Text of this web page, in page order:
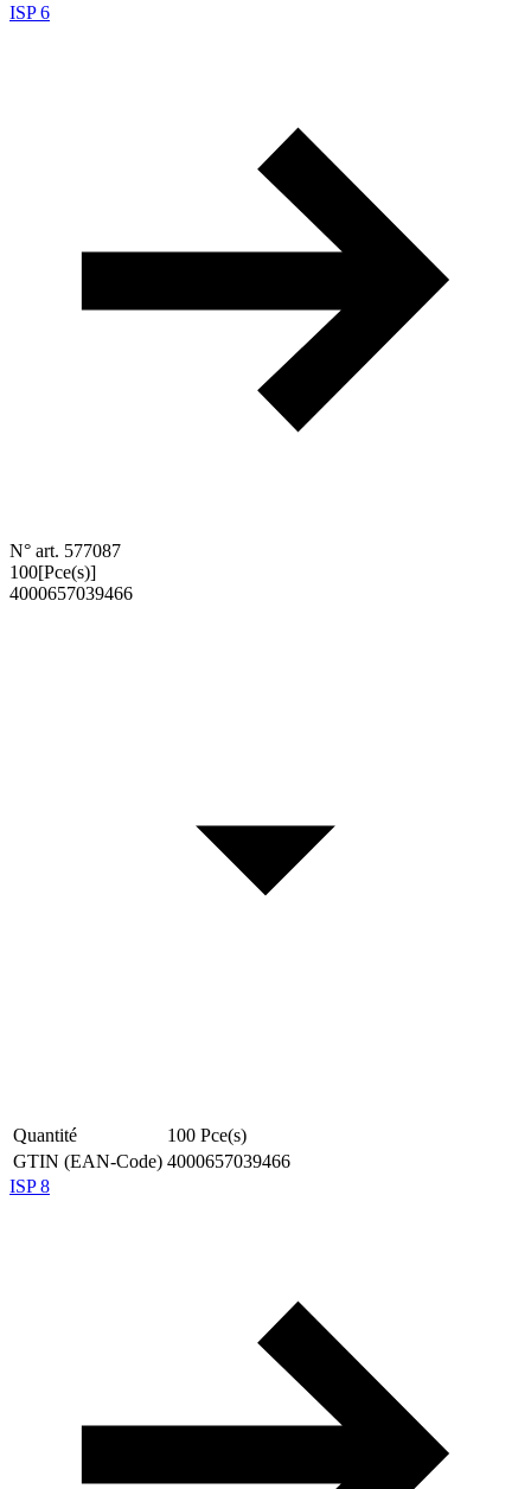
ISP 6
N° art. 577087
100[Pce(s)]
4000657039466
Quantité 100 Pce(s)
GTIN (EAN-Code) 4000657039466
ISP 8